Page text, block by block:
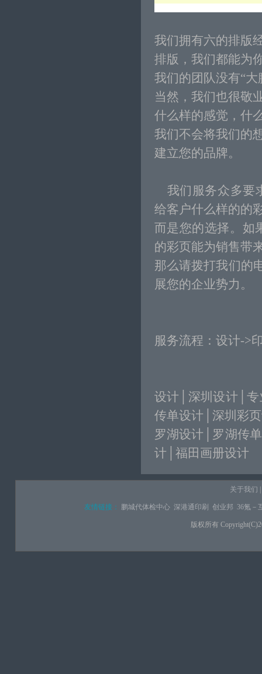
我们拥有六的排版
排版，我们都能为
我们的团队没有“
当然，我们也很敬
什么样的感觉，什
我们不会将我们的
建立您的品牌。
我们服务众多要
给客户什么样的的
而是您的选择。如
的彩页能为销售带
那么请拨打我们的
展您的企业势力。
服务流程：设计->
设计 深圳设计 │专
传单设计
深圳彩
罗湖设计│罗湖传
计│福田画册设计
关于我们
友情链接： 鹏城代体检中心 深港通印刷 创业邦 36氪－
版权所有